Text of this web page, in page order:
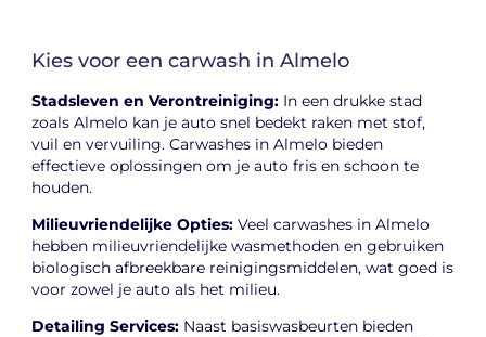
Kies voor een carwash in Almelo
Stadsleven en Verontreiniging: In een drukke stad
zoals Almelo kan je auto snel bedekt raken met stof,
vuil en vervuiling. Carwashes in Almelo bieden
effectieve oplossingen om je auto fris en schoon te
houden.
Milieuvriendelijke Opties: Veel carwashes in Almelo
hebben milieuvriendelijke wasmethoden en gebruiken
biologisch afbreekbare reinigingsmiddelen, wat goed is
voor zowel je auto als het milieu.
Detailing Services: Naast basiswasbeurten bieden